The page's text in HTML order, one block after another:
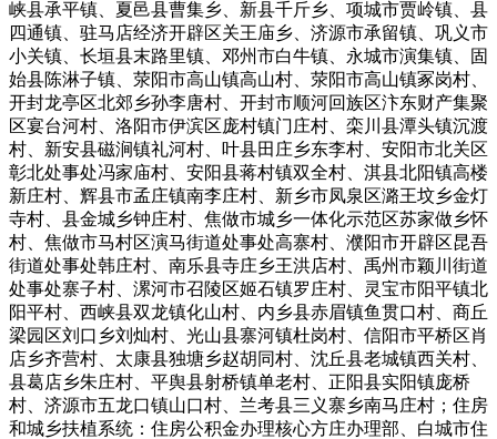
峡县承平镇、夏邑县曹集乡、新县千斤乡、项城市贾岭镇、县
四通镇、驻马店经济开辟区关王庙乡、济源市承留镇、巩义市
小关镇、长垣县末路里镇、邓州市白牛镇、永城市演集镇、固
始县陈淋子镇、荥阳市高山镇高山村、荥阳市高山镇冢岗村、
开封龙亭区北郊乡孙李唐村、开封市顺河回族区汴东财产集聚
区宴台河村、洛阳市伊滨区庞村镇门庄村、栾川县潭头镇沉渡
村、新安县磁涧镇礼河村、叶县田庄乡东李村、安阳市北关区
彰北处事处冯家庙村、安阳县蒋村镇双全村、淇县北阳镇高楼
新庄村、辉县市孟庄镇南李庄村、新乡市凤泉区潞王坟乡金灯
寺村、县金城乡钟庄村、焦做市城乡一体化示范区苏家做乡怀
村、焦做市马村区演马街道处事处高寨村、濮阳市开辟区昆吾
街道处事处韩庄村、南乐县寺庄乡王洪店村、禹州市颖川街道
处事处寨子村、漯河市召陵区姬石镇罗庄村、灵宝市阳平镇北
阳平村、西峡县双龙镇化山村、内乡县赤眉镇鱼贯口村、商丘
梁园区刘口乡刘灿村、光山县寨河镇杜岗村、信阳市平桥区肖
店乡齐营村、太康县独塘乡赵胡同村、沈丘县老城镇西关村、
县葛店乡朱庄村、平舆县射桥镇单老村、正阳县实阳镇庞桥
村、济源市五龙口镇山口村、兰考县三义寨乡南马庄村；住房
和城乡扶植系统：住房公积金办理核心方庄办理部、白城市住